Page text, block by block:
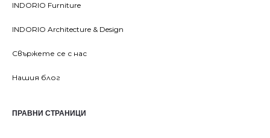
INDORIO Furniture
INDORIO Architecture & Design
Свържете се с нас
Нашия блог
ПРАВНИ СТРАНИЦИ